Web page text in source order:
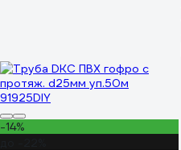
-14%